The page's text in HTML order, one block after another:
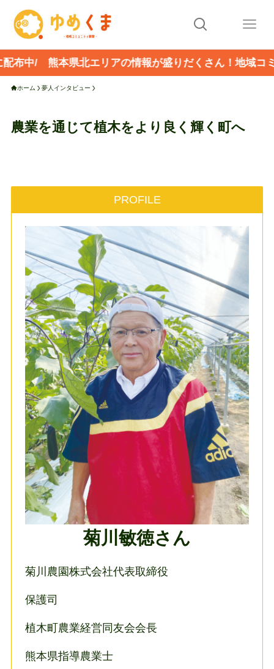
県北エリアの情報が盛りだくさん！地域コミュニテ
ホーム 夢人インタビュー
農業を通じて植木をより良く輝く町へ
PROFILE
菊川敏徳さん
菊川農園株式会社代表取締役
保護司
植木町農業経営同友会会長
熊本県指導農業士